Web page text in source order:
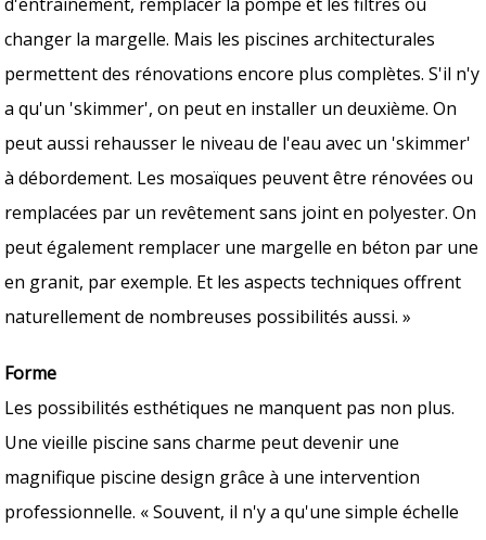
changer la margelle. Mais les piscines architecturales
permettent des rénovations encore plus complètes. S'il n'y
a qu'un 'skimmer', on peut en installer un deuxième. On
peut aussi rehausser le niveau de l'eau avec un 'skimmer'
à débordement. Les mosaïques peuvent être rénovées ou
remplacées par un revêtement sans joint en polyester. On
peut également remplacer une margelle en béton par une
en granit, par exemple. Et les aspects techniques offrent
naturellement de nombreuses possibilités aussi. »
Forme
Les possibilités esthétiques ne manquent pas non plus.
Une vieille piscine sans charme peut devenir une
magnifique piscine design grâce à une intervention
professionnelle. « Souvent, il n'y a qu'une simple échelle